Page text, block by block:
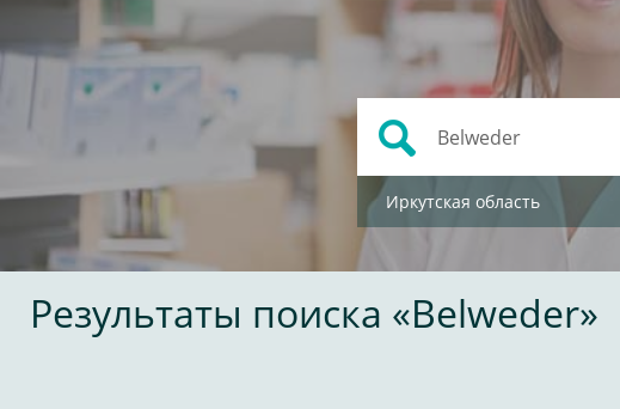
Иркутская область
Результаты поиска «Belweder»